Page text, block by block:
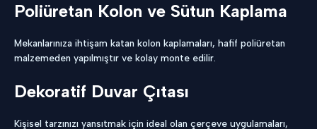
Poliüretan Kolon ve Sütun Kaplama
Mekanlarınıza ihtişam katan kolon kaplamaları, hafif poliüretan
malzemeden yapılmıştır ve kolay monte edilir.
Dekoratif Duvar Çıtası
Kişisel tarzınızı yansıtmak için ideal olan çerçeve uygulamaları,